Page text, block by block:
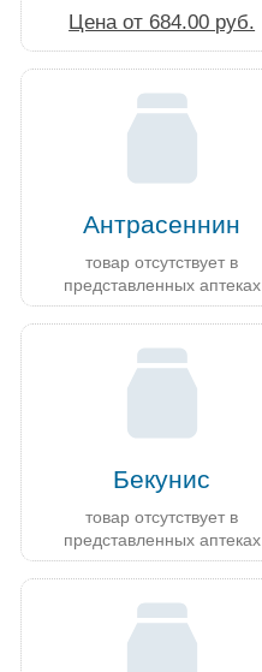
Цена от 684.00 руб.
Антрасеннин
товар отсутствует в
представленных аптеках
Бекунис
товар отсутствует в
представленных аптеках